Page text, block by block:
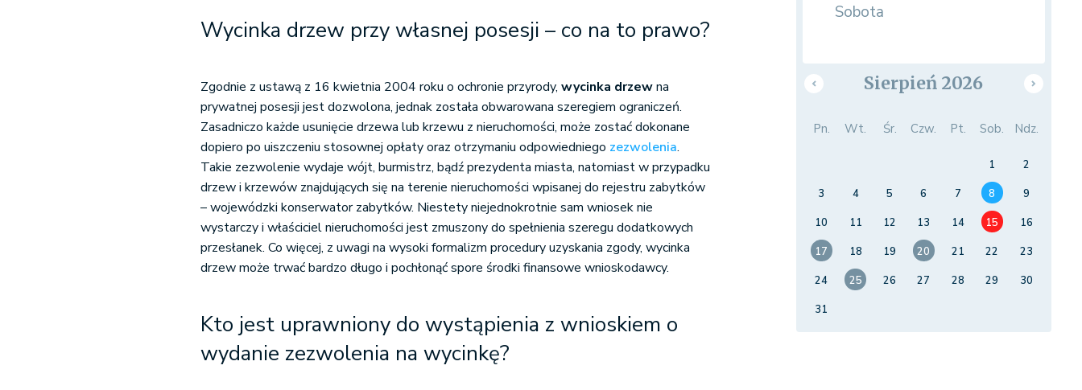
Wycinka drzew przy własnej posesji – co na to prawo?
Zgodnie z ustawą z 16 kwietnia 2004 roku o ochronie przyrody,wycinka drzewna
prywatnej posesji jest dozwolona, jednak została obwarowana szeregiem ograniczeń.
Zasadniczo każde usunięcie drzewa lub krzewu z nieruchomości, może zostać dokonane
dopiero po uiszczeniu stosownej opłaty oraz otrzymaniu odpowiedniego zezwolenia.
Takie zezwolenie wydaje wójt, burmistrz, bądź prezydenta miasta, natomiast w przypadku
drzew i krzewów znajdujących się na terenie nieruchomości wpisanej do rejestru zabytków
– wojewódzki konserwator zabytków. Niestety niejednokrotnie sam wniosek nie
wystarczy i właściciel nieruchomości jest zmuszony do spełnienia szeregu dodatkowych
przesłanek. Co więcej, z uwagi na wysoki formalizm procedury uzyskania zgody, wycinka
drzew może trwać bardzo długo i pochłonąć spore środki finansowe wnioskodawcy.
Kto jest uprawniony do wystąpienia z wnioskiem o
wydanie zezwolenia na wycinkę?
Sobota
Sierpień 2026
Pn. Wt. Śr. Czw. Pt. Sob. Ndz.
1
2
3
4 5 6 7 8
9
10
11 12 13 14 15
16
17
18 19 20 21 22
23
24
25 26 27 28 29
30
31